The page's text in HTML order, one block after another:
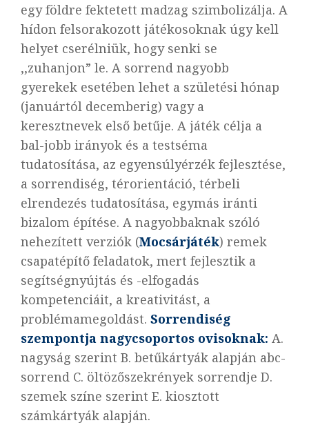
egy földre fektetett madzag szimbolizálja. A
hídon felsorakozott játékosoknak úgy kell
helyet cserélniük, hogy senki se
,,zuhanjon” le. A sorrend nagyobb
gyerekek esetében lehet a születési hónap
(januártól decemberig) vagy a
keresztnevek első betűje. A játék célja a
bal-jobb irányok és a testséma
tudatosítása, az egyensúlyérzék fejlesztése,
a sorrendiség, térorientáció, térbeli
elrendezés tudatosítása, egymás iránti
bizalom építése. A nagyobbaknak szóló
nehezített verziók (Mocsárjáték) remek
csapatépítő feladatok, mert fejlesztik a
segítségnyújtás és -elfogadás
kompetenciáit, a kreativitást, a
problémamegoldást. Sorrendiség
szempontja nagycsoportos ovisoknak: A.
nagyság szerint B. betűkártyák alapján abc-
sorrend C. öltözőszekrények sorrendje D.
szemek színe szerint E. kiosztott
számkártyák alapján.